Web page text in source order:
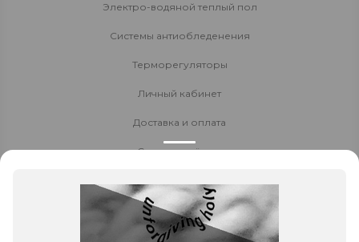
Электро-водяной теплый пол
Системы антиобледенения
Терморегуляторы
Личный кабинет
Доставка и оплата
Стать партнёром
Контакты
8 800 700-80-40